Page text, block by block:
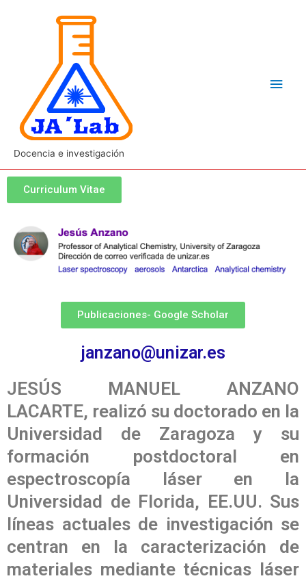
Docencia e investigación
Curriculum Vitae
Publicaciones- Google Scholar
janzano@unizar.es
JESÚS MANUEL ANZANO
LACARTE, realizó su doctorado en la
Universidad de Zaragoza y su
formación postdoctoral en
espectroscopía láser en la
Universidad de Florida, EE.UU. Sus
líneas actuales de investigación se
centran en la caracterización de
materiales mediante técnicas láser